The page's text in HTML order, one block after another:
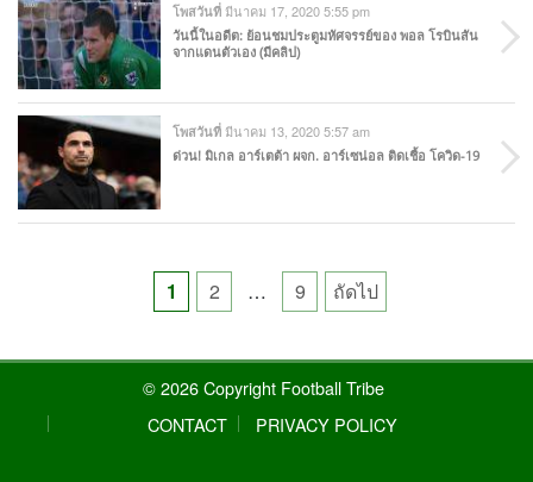
โพสวันที่ มีนาคม 17, 2020 5:55 pm
วันนี้ในอดีต: ย้อนชมประตูมหัศจรรย์ของ พอล โรบินสัน
จากแดนตัวเอง (มีคลิป)
โพสวันที่ มีนาคม 13, 2020 5:57 am
ด่วน! มิเกล อาร์เตต้า ผจก. อาร์เซน่อล ติดเชื้อ โควิด-19
Posts
pagination
1 2 … 9 ถัดไป
© 2026 Copyright Football Tribe
CONTACT
PRIVACY POLICY